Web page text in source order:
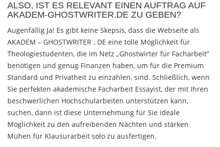
ALSO, IST ES RELEVANT EINEN AUFTRAG AUF
AKADEM-GHOSTWRITER.DE ZU GEBEN?
Augenfällig Ja! Es gibt keine Skepsis, dass die Webseite als
AKADEM – GHOSTWRITER . DE eine tolle Möglichkeit für
Theologiestudenten, die im Netz „Ghostwirter für Facharbeit“
benötigen und genug Finanzen haben, um für die Premium
Standard und Privatheit zu einzahlen, sind. Schließlich, wenn
Sie perfekten akademische Facharbeit Essayist, der mit Ihren
beschwerlichen Hochschularbeiten unterstützen kann,
suchen, dann ist diese Unternehmung für Sie ideale
Möglichkeit zu den aufreibenden Nächten und stärken
Mühen für Klausurarbeit solo zu ausfertigen.